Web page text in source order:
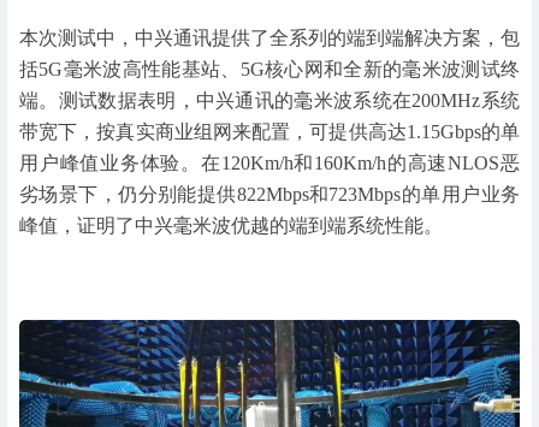
本次测试中，中兴通讯提供了全系列的端到端解决方案，包
括5G毫米波高性能基站、5G核心网和全新的毫米波测试终
端。测试数据表明，中兴通讯的毫米波系统在200MHz系统
带宽下，按真实商业组网来配置，可提供高达1.15Gbps的单
用户峰值业务体验。在120Km/h和160Km/h的高速NLOS恶
劣场景下，仍分别能提供822Mbps和723Mbps的单用户业务
峰值，证明了中兴毫米波优越的端到端系统性能。